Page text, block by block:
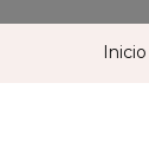
Inicio